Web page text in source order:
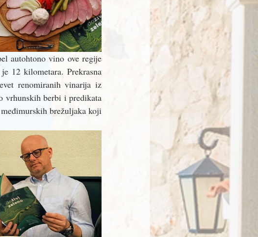
autohtono vino ove regije
12 kilometara. Prekrasna
renomiranih vinarija iz
vrhunskih berbi i predikata
brežuljaka koji